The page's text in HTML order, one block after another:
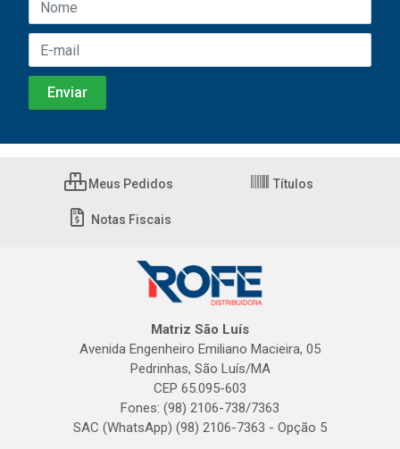
Meus Pedidos Títulos
Notas Fiscais
Matriz São Luís
Avenida Engenheiro Emiliano Macieira, 05
Pedrinhas, São Luís/MA
CEP 65.095-603
Fones: (98) 2106-738/7363
SAC (WhatsApp) (98) 2106-7363 - Opção 5